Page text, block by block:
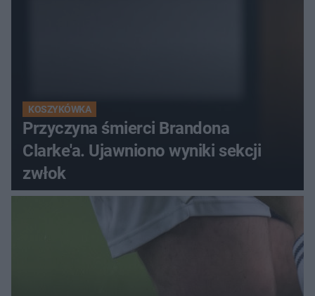
KOSZYKÓWKA
Przyczyna śmierci Brandona
Clarke'a. Ujawniono wyniki sekcji
zwłok